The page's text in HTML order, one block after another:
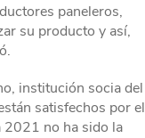
paneleros,
su producto y así,
institución socia del
satisfechos por el
2021 no ha sido la